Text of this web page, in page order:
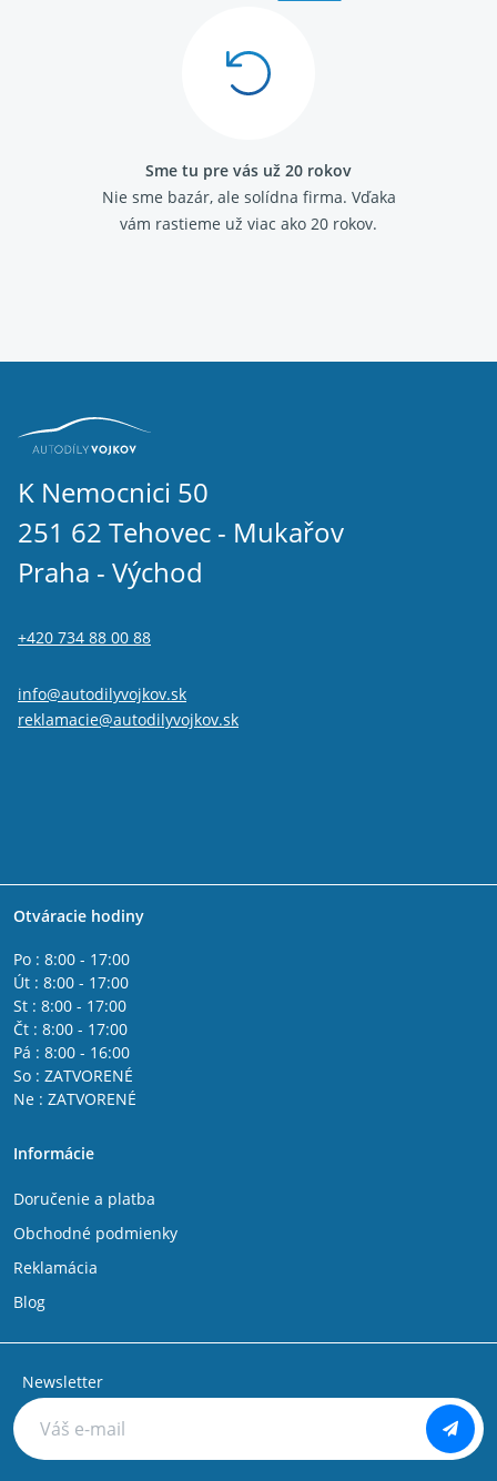
Renault Mégane Scenic 1996 - 1999
Renault Modus 2004 - 2008
Renault Scenic 1999 - 2003
Renault Scenic II 2003 - 2009
Renault Thalia 1999 - 2001
Renault Twingo 1998 - 2007
Opel Vivaro (A) 2001 - 2014
Sme tu pre vás už 20 rokov
Nie sme bazár, ale solídna firma. Vďaka
vám rastieme už viac ako 20 rokov.
K Nemocnici 50
251 62 Tehovec - Mukařov
Praha - Východ
+420 734 88 00 88
info@autodilyvojkov.sk
reklamacie@autodilyvojkov.sk
Otváracie hodiny
Po : 8:00 - 17:00
Út : 8:00 - 17:00
St : 8:00 - 17:00
Čt : 8:00 - 17:00
Pá : 8:00 - 16:00
So : ZATVORENÉ
Ne : ZATVORENÉ
Informácie
Doručenie a platba
Obchodné podmienky
Reklamácia
Blog
Newsletter